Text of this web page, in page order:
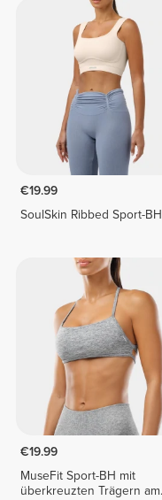
€19.99
SoulSkin Ribbed Sport-BH
€19.99
MuseFit Sport-BH mit
überkreuzten Trägern am